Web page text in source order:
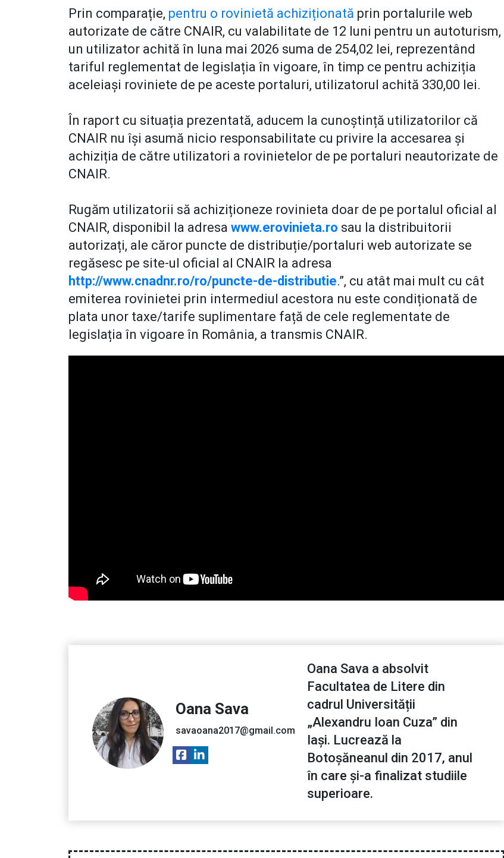
Prin comparație, pentru o rovinietă achiziționată prin portalurile web
autorizate de către CNAIR, cu valabilitate de 12 luni pentru un autoturism,
un utilizator achită în luna mai 2026 suma de 254,02 lei, reprezentând
tariful reglementat de legislația în vigoare, în timp ce pentru achiziția
aceleiași roviniete de pe aceste portaluri, utilizatorul achită 330,00 lei.
În raport cu situația prezentată, aducem la cunoștință utilizatorilor că
CNAIR nu își asumă nicio responsabilitate cu privire la accesarea și
achiziția de către utilizatori a rovinietelor de pe portaluri neautorizate de
CNAIR.
Rugăm utilizatorii să achiziționeze rovinieta doar de pe portalul oficial al
CNAIR, disponibil la adresa www.erovinieta.ro sau la distribuitorii
autorizați, ale căror puncte de distribuție/portaluri web autorizate se
regăsesc pe site-ul oficial al CNAIR la adresa
http://www.cnadnr.ro/ro/puncte-de-distributie.”, cu atât mai mult cu cât
emiterea rovinietei prin intermediul acestora nu este condiționată de
plata unor taxe/tarife suplimentare față de cele reglementate de
legislația în vigoare în România, a transmis CNAIR.
Oana Sava
savaoana2017@gmail.com
Oana Sava a absolvit
Facultatea de Litere din
cadrul Universității
„Alexandru Ioan Cuza” din
Iași. Lucrează la
Botoșăneanul din 2017, anul
în care și-a finalizat studiile
superioare.